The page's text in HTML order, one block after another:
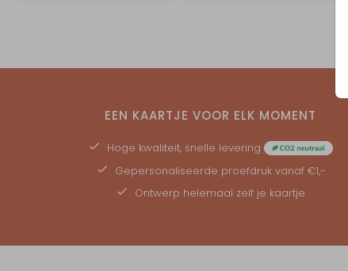
EEN KAARTJE VOOR ELK MOMENT
Hoge kwaliteit, snelle levering
Gepersonaliseerde proefdrukvanaf €1,-
Ontwerp helemaal zelf je kaartje